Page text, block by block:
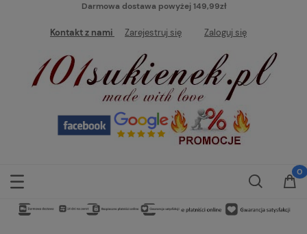
Darmowa dostawa powyżej 149,99zł
Kontakt z nami Zarejestruj się Zaloguj się